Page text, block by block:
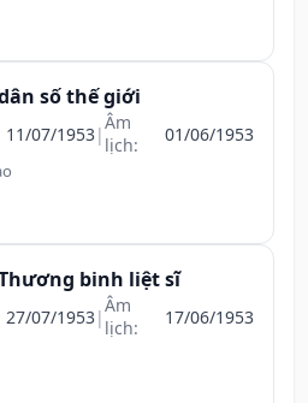
số thế giới
11/07/1953|Âm
lịch:
01/06/1953
binh liệt sĩ
27/07/1953|Âm
lịch:
17/06/1953